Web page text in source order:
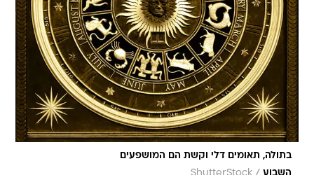
בתולה, תאומים דלי וקשת הם המושפעים